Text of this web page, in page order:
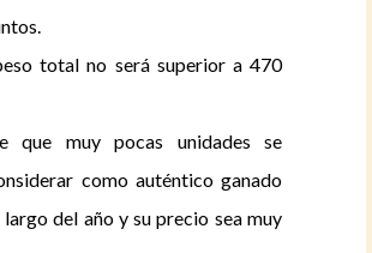
total no será superior a 470
que muy pocas unidades se
como auténtico ganado
del año y su precio sea muy